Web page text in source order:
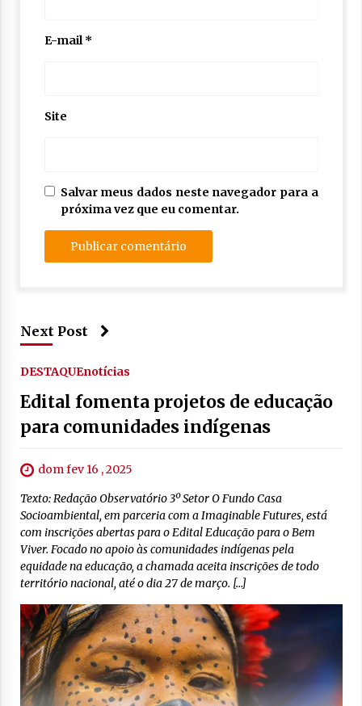
E-mail*
Site
Salvar meus dados neste navegador para a
próxima vez que eu comentar.
Next Post
DESTAQUEnotícias
Edital fomenta projetos de educação
para comunidades indígenas
dom fev 16 , 2025
Texto: Redação Observatório 3º Setor O Fundo Casa
Socioambiental, em parceria com a Imaginable Futures, está
com inscrições abertas para o Edital Educação para o Bem
Viver. Focado no apoio às comunidades indígenas pela
equidade na educação, a chamada aceita inscrições de todo
território nacional, até o dia 27 de março. […]